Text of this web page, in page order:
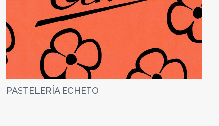
PASTELERÍA ECHETO